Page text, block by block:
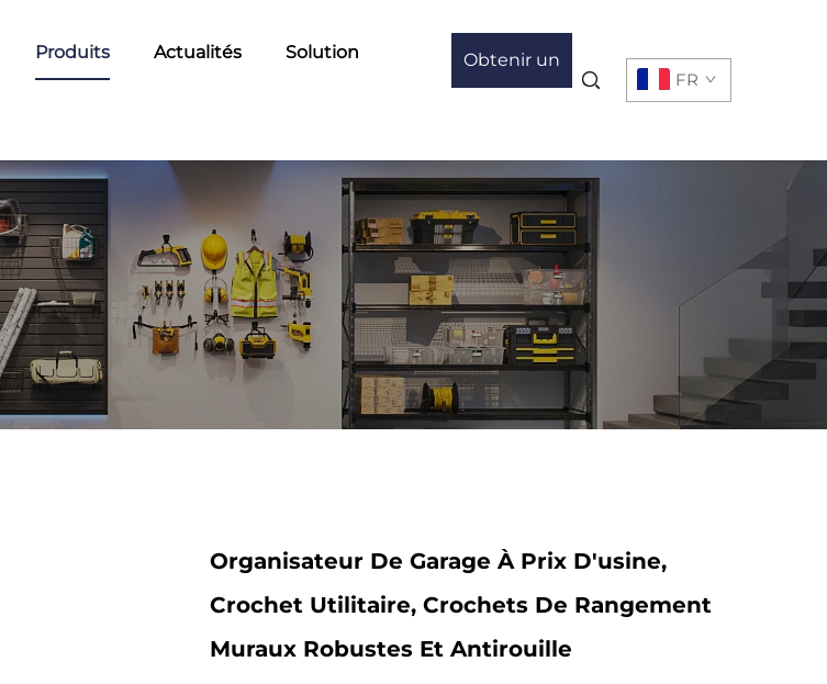
Produits Actualités Solution Obtenir un
FR
Organisateur De Garage À Prix D'usine,
Crochet Utilitaire, Crochets De Rangement
Muraux Robustes Et Antirouille